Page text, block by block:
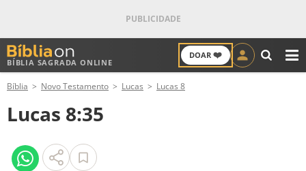
BÍBLIA SAGRADA ONLINE
DOAR ❤️
ANTIGO TESTAMENTO
NOVO TESTAMENTO
VERSÍCULOS
Bíblia Novo Testamento Lucas Lucas 8
Lucas 8:35